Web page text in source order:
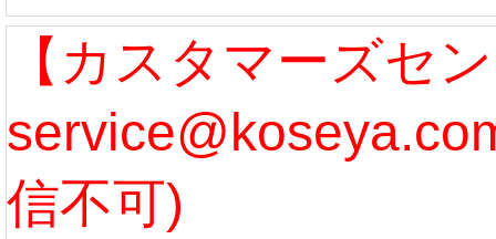
なります。 ...
[more]
ル期
まで
【カスタマーズセ
信不可)